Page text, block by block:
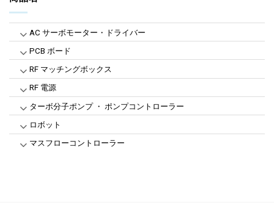
AC サーボモーター・ドライバー
PCB ボード
RF マッチングボックス
RF 電源
ターボ分子ポンプ ・ ポンプコントローラー
ロボット
マスフローコントローラー